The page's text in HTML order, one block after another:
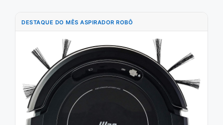
DESTAQUE DO MÊS ASPIRADOR ROBÔ